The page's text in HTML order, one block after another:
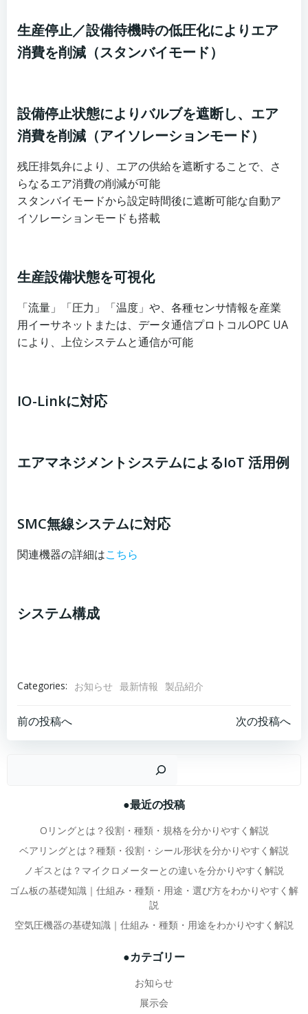
生産停止／設備待機時の低圧化によりエア
消費を削減（スタンバイモード）
設備停止状態によりバルブを遮断し、エア
消費を削減（アイソレーションモード）
残圧排気弁により、エアの供給を遮断することで、さ
らなるエア消費の削減が可能
スタンバイモードから設定時間後に遮断可能な自動ア
イソレーションモードも搭載
生産設備状態を可視化
「流量」「圧力」「温度」や、各種センサ情報を産業
用イーサネットまたは、データ通信プロトコルOPC UA
により、上位システムと通信が可能
IO-Linkに対応
エアマネジメントシステムによるIoT 活用例
SMC無線システムに対応
関連機器の詳細はこちら
システム構成
Categories: お知らせ 最新情報 製品紹介
投
ビ
ゲ
ー
シ
前の投稿へ
稿
ナ
ビ
ゲ
ー
シ
ョ
ン
次の投稿へ
●最近の投稿
Oリングとは？役割・種類・規格を分かりやすく解説
ベアリングとは？種類・役割・シール形状を分かりやすく解説
ノギスとは？マイクロメーターとの違いを分かりやすく解説
ゴム板の基礎知識｜仕組み・種類・用途・選び方をわかりやすく解
説
空気圧機器の基礎知識｜仕組み・種類・用途をわかりやすく解説
●カテゴリー
お知らせ
展示会